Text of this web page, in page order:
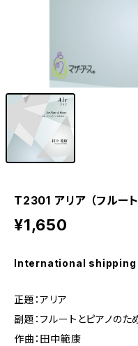
T2301 アリア （フルー
¥1,650
International shipping
正題：アリア
副題：フルートとピアノのた
作曲：田中範康